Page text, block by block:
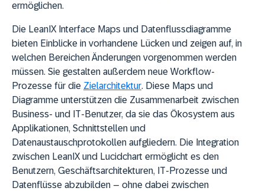
ermöglichen.
Die LeanIX Interface Maps und Datenflussdiagramme
bieten Einblicke in vorhandene Lücken und zeigen auf, in
welchen Bereichen Änderungen vorgenommen werden
müssen. Sie gestalten außerdem neue Workflow-
Prozesse für die Zielarchitektur. Diese Maps und
Diagramme unterstützen die Zusammenarbeit zwischen
Business- und IT-Benutzer, da sie das Ökosystem aus
Applikationen, Schnittstellen und
Datenaustauschprotokollen aufgliedern. Die Integration
zwischen LeanIX und Lucidchart ermöglicht es den
Benutzern, Geschäftsarchitekturen, IT-Prozesse und
Datenflüsse abzubilden – ohne dabei zwischen